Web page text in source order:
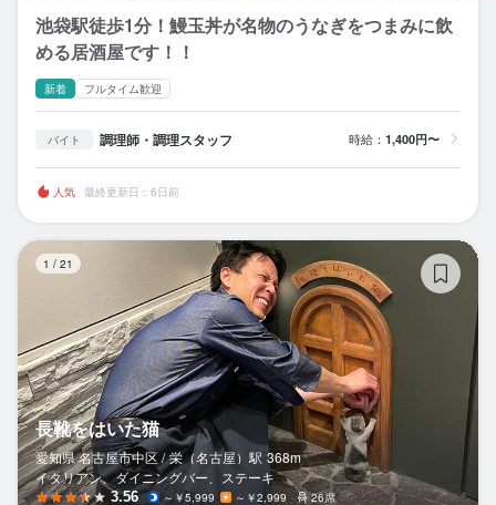
池袋駅徒歩1分！鰻玉丼が名物のうなぎをつまみに飲
める居酒屋です！！
新着 フルタイム歓迎
バイト 調理師・調理スタッフ 時給： 1,400円〜
人気 最終更新日：6日前
1 / 21
長靴をはいた猫
愛知県 名古屋市中区 / 栄（名古屋） 駅 368m
イタリアン、ダイニングバー、ステーキ
3.56 ～￥5,999 ～￥2,999 26席